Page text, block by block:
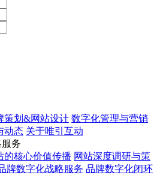
策划&网站设计 数字化管理与营销
动态 关于唯引互动
务
的核心价值传播 网站深度调研与策
牌数字化战略服务 品牌数字化闭环